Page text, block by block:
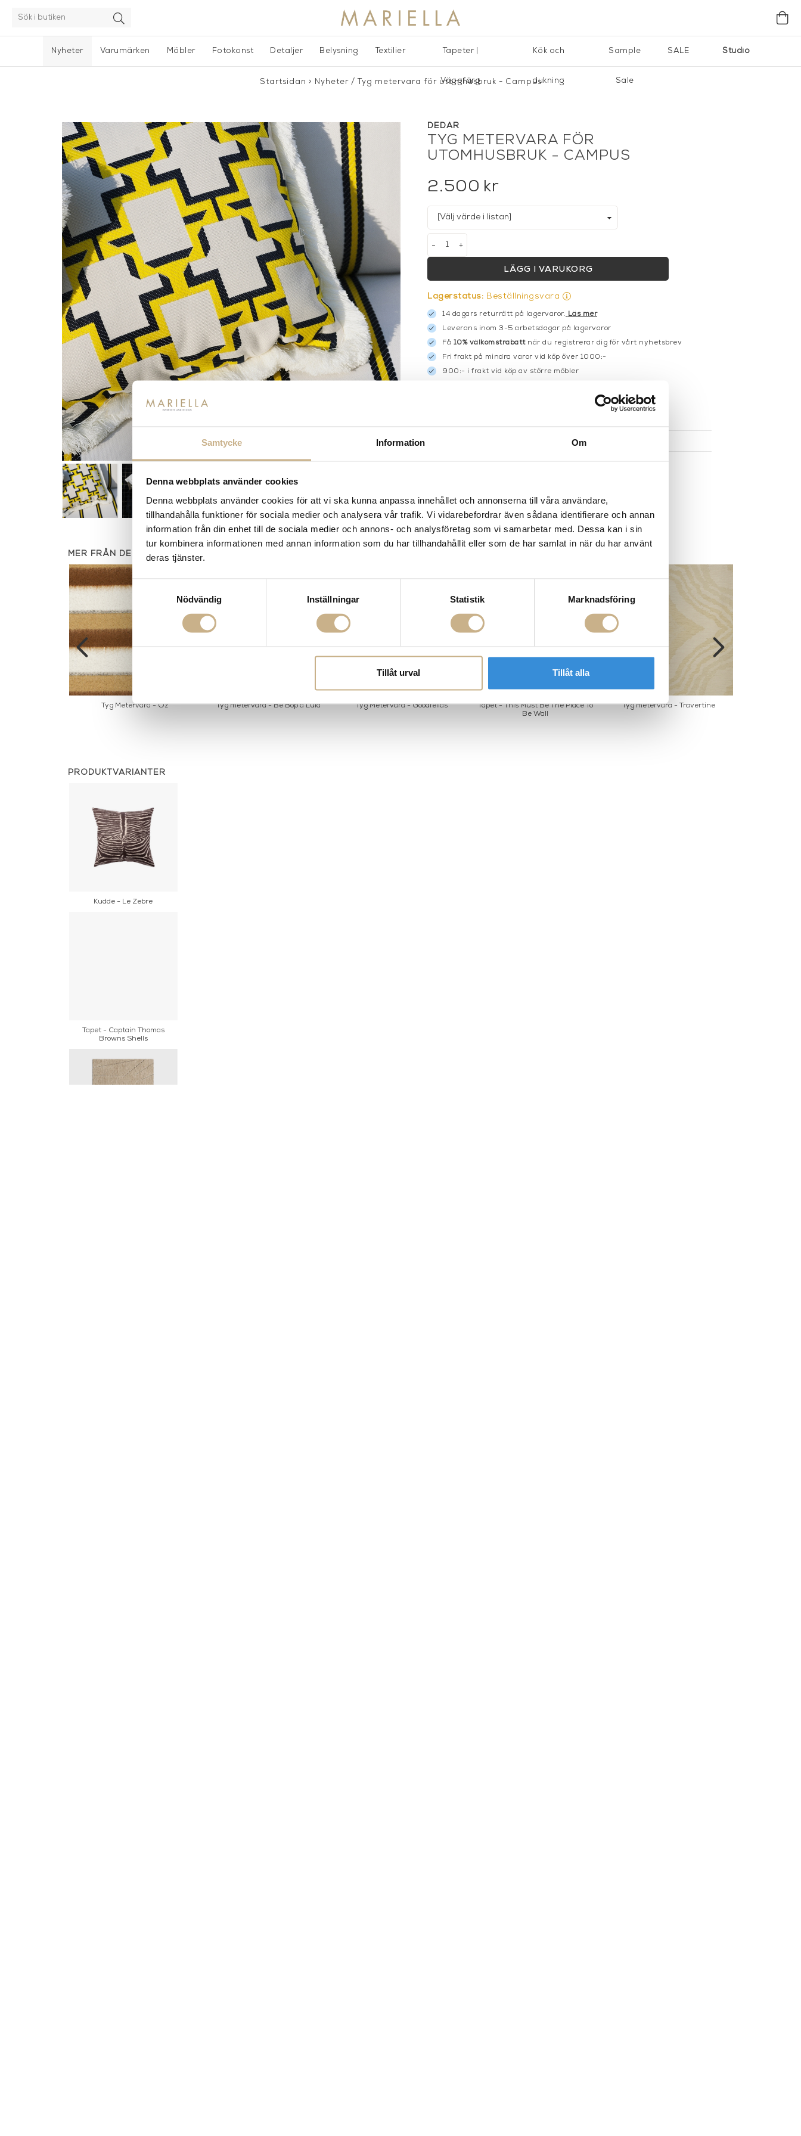
Samtycke Information Om
Denna webbplats använder cookies
Denna webbplats använder cookies för att vi ska kunna anpassa innehållet och annonserna till våra användare,
tillhandahålla funktioner för sociala medier och analysera vår trafik. Vi vidarebefordrar även sådana identifierare och annan
information från din enhet till de sociala medier och annons- och analysföretag som vi samarbetar med. Dessa kan i sin
tur kombinera informationen med annan information som du har tillhandahållit eller som de har samlat in när du har använt
deras tjänster.
Samtyckesval
Nödvändig
Inställningar Statistik Marknadsföring
Tillåt urval Tillåt alla
Nyheter Studio
Varumärken Möbler Fotokonst Detaljer Belysning Textilier Tapeter |
Väggfärg
Kök och
dukning
Sample
Sale
SALE
Startsidan > Nyheter/ Tyg metervara för utomhusbruk - Campus
DEDAR
TYG METERVARA FÖR
UTOMHUSBRUK - CAMPUS
2.500 kr
+
-
LÄGG I VARUKORG
Lagerstatus: Beställningsvara
14 dagars returrätt på lagervaror. Läs mer
Leverans inom 3-5 arbetsdagar på lagervaror
Få 10% välkomstrabattnär du registrerar dig för vårt nyhetsbrev
Fri frakt på mindra varor vid köp över 1000:-
900:- i frakt vid köp av större möbler
MER FRÅN DEDAR
Tyg Metervara - Oz Tyg metervara - Be Bop a Lula Tyg Metervara - Goodfellas
Tapet - This Must Be The Place To
Be Wall
Tyg metervara - Travertine
PRODUKTVARIANTER
Kudde - Le Zebre
Tapet - Captain Thomas
Browns Shells